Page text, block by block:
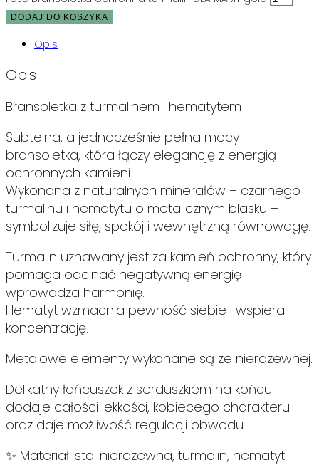
DODAJ DO KOSZYKA
Opis
Opis
Bransoletka z turmalinem i hematytem
Subtelna, a jednocześnie pełna mocy
bransoletka, która łączy elegancję z energią
ochronnych kamieni.
Wykonana z naturalnych minerałów – czarnego
turmalinu i hematytu o metalicznym blasku –
symbolizuje siłę, spokój i wewnętrzną równowagę.
Turmalin uznawany jest za kamień ochronny, który
pomaga odcinać negatywną energię i
wprowadza harmonię.
Hematyt wzmacnia pewność siebie i wspiera
koncentrację.
Metalowe elementy wykonane są ze nierdzewnej.
Delikatny łańcuszek z serduszkiem na końcu
dodaje całości lekkości, kobiecego charakteru
oraz daje możliwość regulacji obwodu.
✨ Materiał: stal nierdzewna, turmalin, hematyt